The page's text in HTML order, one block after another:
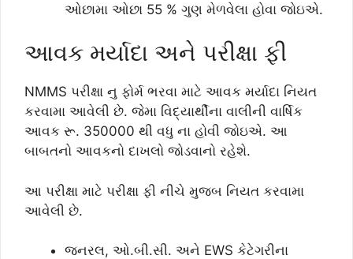
ઓછામા ઓછા 55 % ગુણ મેળવેલા હોવા જોઇએ.
આવક મર્યાદા અને પરીક્ષા ફી
NMMS પરીક્ષા નુ ફોર્મ ભરવા માટે આવક મર્યાદા નિયત
કરવામા આવેલી છે. જેમા વિદ્યાર્થીના વાલીની વાર્ષિક
આવક રૂ. 350000 થી વધુ ના હોવી જોઇએ. આ
બાબતનો આવકનો દાખલો જોડવાનો રહેશે.
આ પરીક્ષા માટે પરીક્ષા ફી નીચે મુજબ નિયત કરવામા
આવેલી છે.
જનરલ, ઓ.બી.સી. અને EWS કેટેગરીના